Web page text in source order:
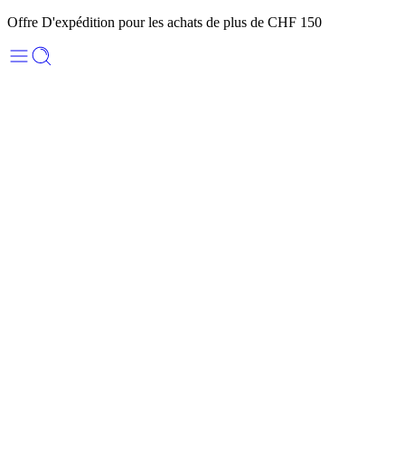
Offre D'expédition pour les achats de plus de CHF 150